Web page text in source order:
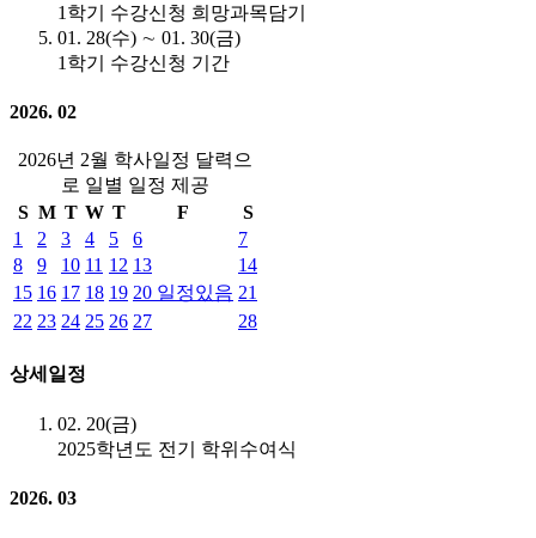
1학기 수강신청 희망과목담기
01. 28(수) ∼ 01. 30(금)
1학기 수강신청 기간
2026. 02
2026년 2월 학사일정 달력으
로 일별 일정 제공
S M T W T F
S
1
2 3 4 5 6
7
8
9 10 11 12 13
14
15 16 17 18 19 20 일정있음 21
22 23 24 25 26 27 28
상세일정
02. 20(금)
2025학년도 전기 학위수여식
2026. 03